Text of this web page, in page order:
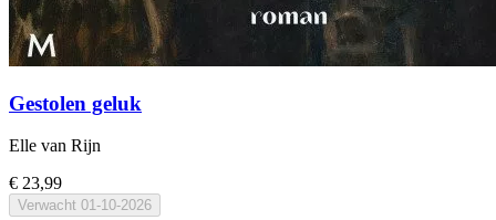
Gestolen geluk
Elle van Rijn
€ 23,99
Verwacht 01-10-2026